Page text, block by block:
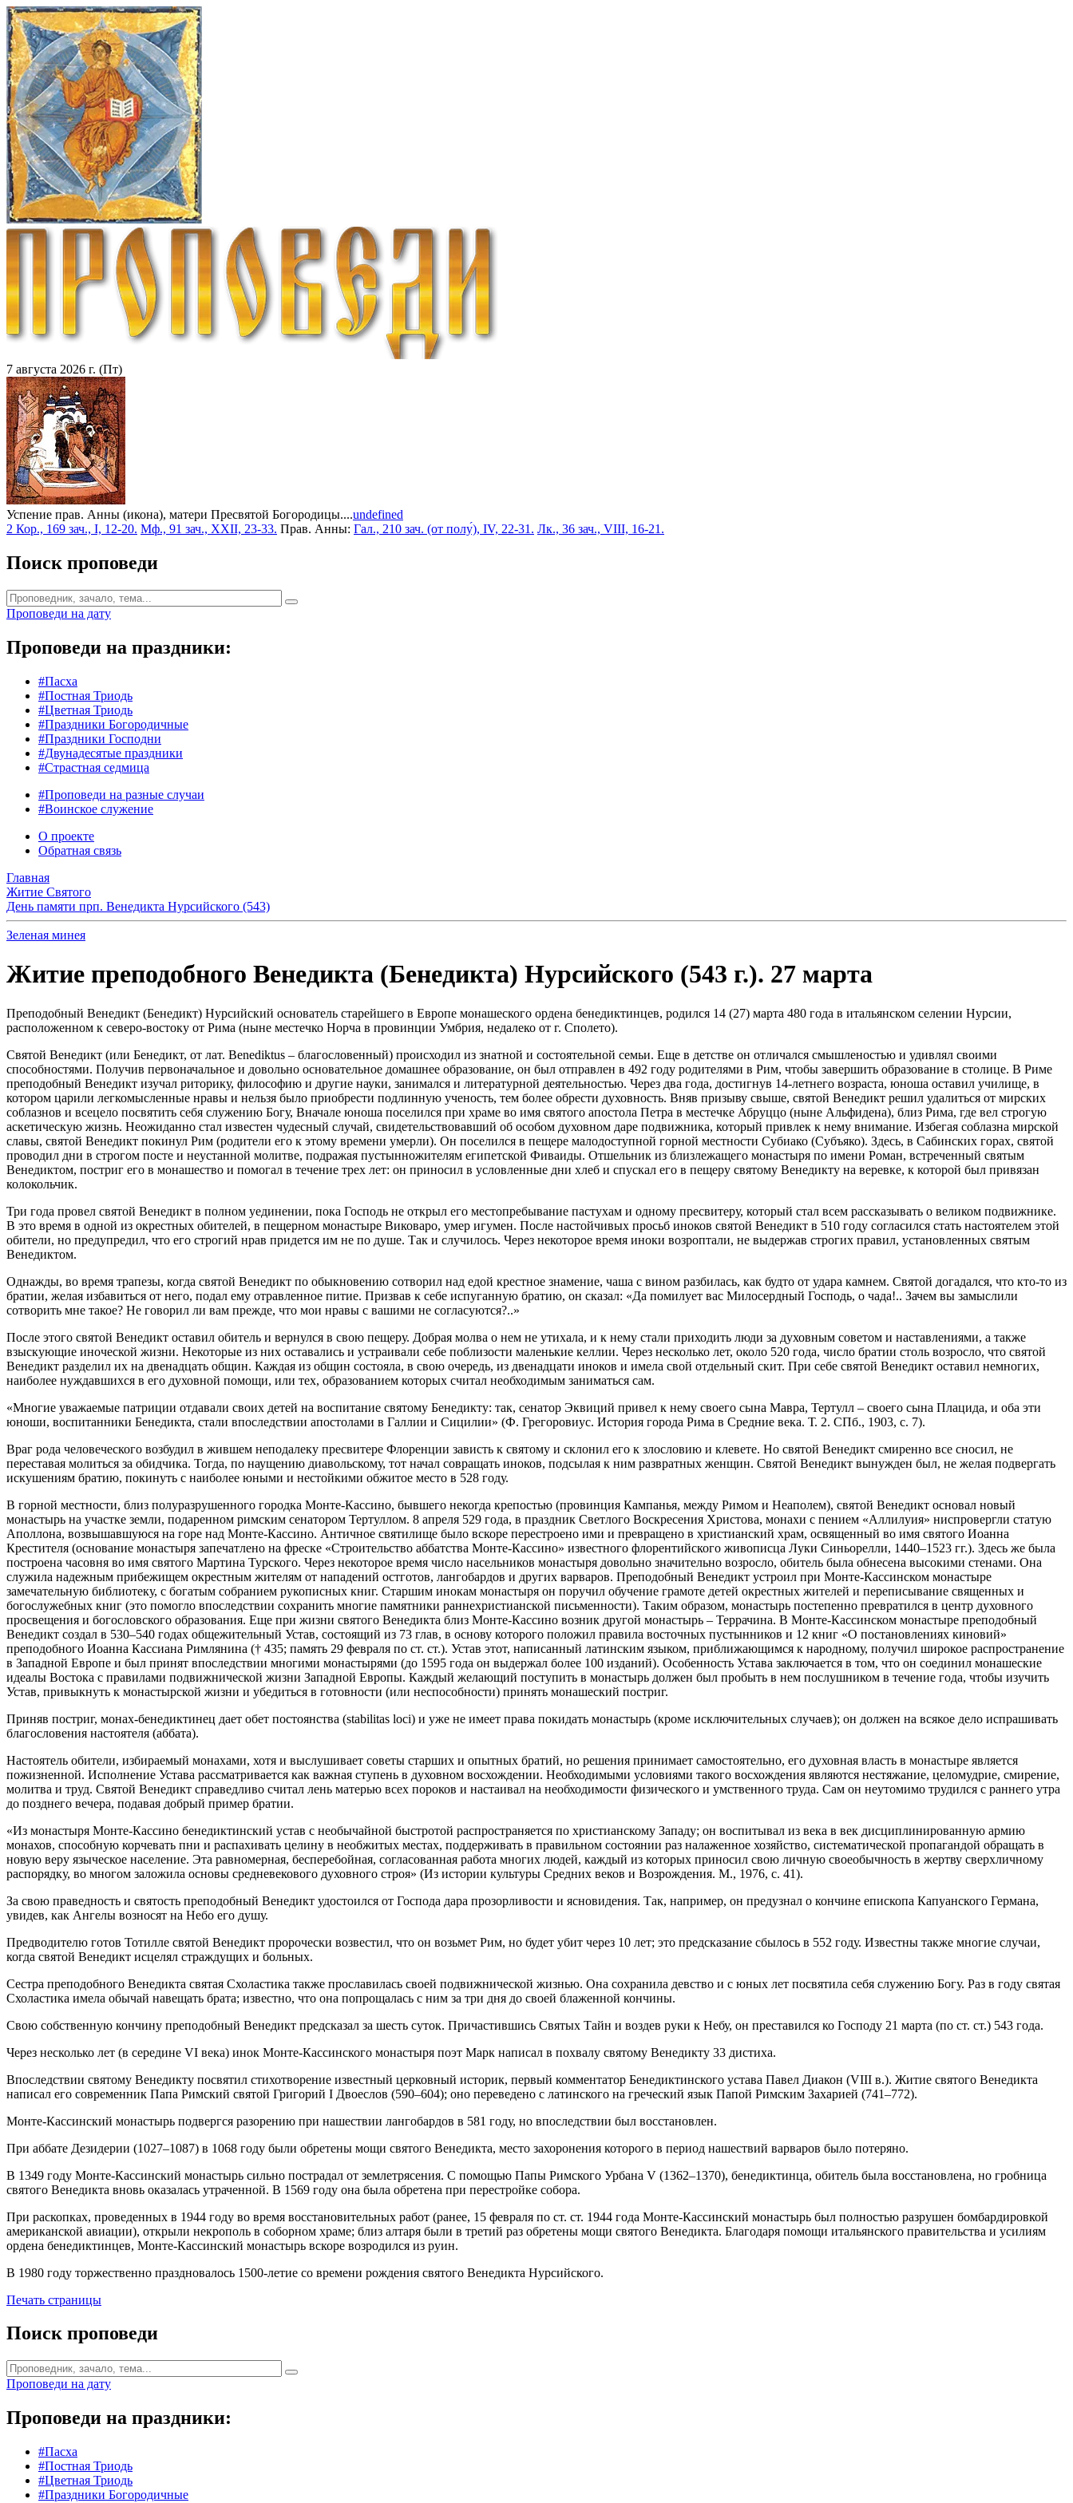
7 августа 2026 г. (Пт)
Успение прав. Анны (икона), матери Пресвятой Богородицы....undefined
2 Кор., 169 зач., I, 12-20. Мф., 91 зач., XXII, 23-33. Прав. Анны: Гал., 210 зач. (от полу́), IV, 22-31. Лк., 36 зач., VIII, 16-21.
Поиск проповеди
Проповеди на дату
Проповеди на праздники:
#Пасха
#Постная Триодь
#Цветная Триодь
#Праздники Богородичные
#Праздники Господни
#Двунадесятые праздники
#Страстная седмица
#Проповеди на разные случаи
#Воинское служение
О проекте
Обратная связь
Главная
Житие Святого
День памяти прп. Венедикта Нурсийского (543)
Зеленая минея
Житие преподобного Венедикта (Бенедикта) Нурсийского (543 г.). 27 марта
Преподобный Венедикт (Бенедикт) Нурсийский основатель старейшего в Европе монашеского ордена бенедиктинцев, родился 14 (27) марта 480 года в итальянском селении Нурсии,
расположенном к северо-востоку от Рима (ныне местечко Норча в провинции Умбрия, недалеко от г. Сполето).
Святой Венедикт (или Бенедикт, от лат. Benediktus – благословенный) происходил из знатной и состоятельной семьи. Еще в детстве он отличался смышленостью и удивлял своими
способностями. Получив первоначальное и довольно основательное домашнее образование, он был отправлен в 492 году родителями в Рим, чтобы завершить образование в столице. В Риме
преподобный Венедикт изучал риторику, философию и другие науки, занимался и литературной деятельностью. Через два года, достигнув 14-летнего возраста, юноша оставил училище, в
котором царили легкомысленные нравы и нельзя было приобрести подлинную ученость, тем более обрести духовность. Вняв призыву свыше, святой Венедикт решил удалиться от мирских
соблазнов и всецело посвятить себя служению Богу, Вначале юноша поселился при храме во имя святого апостола Петра в местечке Абруццо (ныне Альфидена), близ Рима, где вел строгую
аскетическую жизнь. Неожиданно стал известен чудесный случай, свидетельствовавший об особом духовном даре подвижника, который привлек к нему внимание. Избегая соблазна мирской
славы, святой Венедикт покинул Рим (родители его к этому времени умерли). Он поселился в пещере малодоступной горной местности Субиако (Субъяко). Здесь, в Сабинских горах, святой
проводил дни в строгом посте и неустанной молитве, подражая пустынножителям египетской Фиваиды. Отшельник из близлежащего монастыря по имени Роман, встреченный святым
Венедиктом, постриг его в монашество и помогал в течение трех лет: он приносил в условленные дни хлеб и спускал его в пещеру святому Венедикту на веревке, к которой был привязан
колокольчик.
Три года провел святой Венедикт в полном уединении, пока Господь не открыл его местопребывание пастухам и одному пресвитеру, который стал всем рассказывать о великом подвижнике.
В это время в одной из окрестных обителей, в пещерном монастыре Виковаро, умер игумен. После настойчивых просьб иноков святой Венедикт в 510 году согласился стать настоятелем этой
обители, но предупредил, что его строгий нрав придется им не по душе. Так и случилось. Через некоторое время иноки возроптали, не выдержав строгих правил, установленных святым
Венедиктом.
Однажды, во время трапезы, когда святой Венедикт по обыкновению сотворил над едой крестное знамение, чаша с вином разбилась, как будто от удара камнем. Святой догадался, что кто-то из
братии, желая избавиться от него, подал ему отравленное питие. Призвав к себе испуганную братию, он сказал: «Да помилует вас Милосердный Господь, о чада!.. Зачем вы замыслили
сотворить мне такое? Не говорил ли вам прежде, что мои нравы с вашими не согласуются?..»
После этого святой Венедикт оставил обитель и вернулся в свою пещеру. Добрая молва о нем не утихала, и к нему стали приходить люди за духовным советом и наставлениями, а также
взыскующие иноческой жизни. Некоторые из них оставались и устраивали себе поблизости маленькие келлии. Через несколько лет, около 520 года, число братии столь возросло, что святой
Венедикт разделил их на двенадцать общин. Каждая из общин состояла, в свою очередь, из двенадцати иноков и имела свой отдельный скит. При себе святой Венедикт оставил немногих,
наиболее нуждавшихся в его духовной помощи, или тех, образованием которых считал необходимым заниматься сам.
«Многие уважаемые патриции отдавали своих детей на воспитание святому Бенедикту: так, сенатор Эквиций привел к нему своего сына Мавра, Тертулл – своего сына Плацида, и оба эти
юноши, воспитанники Бенедикта, стали впоследствии апостолами в Галлии и Сицилии» (Ф. Грегоровиус. История города Рима в Средние века. Т. 2. СПб., 1903, с. 7).
Враг рода человеческого возбудил в жившем неподалеку пресвитере Флоренции зависть к святому и склонил его к злословию и клевете. Но святой Венедикт смиренно все сносил, не
переставая молиться за обидчика. Тогда, по наущению диавольскому, тот начал совращать иноков, подсылая к ним развратных женщин. Святой Венедикт вынужден был, не желая подвергать
искушениям братию, покинуть с наиболее юными и нестойкими обжитое место в 528 году.
В горной местности, близ полуразрушенного городка Монте-Кассино, бывшего некогда крепостью (провинция Кампанья, между Римом и Неаполем), святой Венедикт основал новый
монастырь на участке земли, подаренном римским сенатором Тертуллом. 8 апреля 529 года, в праздник Светлого Воскресения Христова, монахи с пением «Аллилуия» ниспровергли статую
Аполлона, возвышавшуюся на горе над Монте-Кассино. Античное святилище было вскоре перестроено ими и превращено в христианский храм, освященный во имя святого Иоанна
Крестителя (основание монастыря запечатлено на фреске «Строительство аббатства Монте-Кассино» известного флорентийского живописца Луки Синьорелли, 1440–1523 гг.). Здесь же была
построена часовня во имя святого Мартина Турского. Через некоторое время число насельников монастыря довольно значительно возросло, обитель была обнесена высокими стенами. Она
служила надежным прибежищем окрестным жителям от нападений остготов, лангобардов и других варваров. Преподобный Венедикт устроил при Монте-Кассинском монастыре
замечательную библиотеку, с богатым собранием рукописных книг. Старшим инокам монастыря он поручил обучение грамоте детей окрестных жителей и переписывание священных и
богослужебных книг (это помогло впоследствии сохранить многие памятники раннехристианской письменности). Таким образом, монастырь постепенно превратился в центр духовного
просвещения и богословского образования. Еще при жизни святого Венедикта близ Монте-Кассино возник другой монастырь – Террачина. В Монте-Кассинском монастыре преподобный
Венедикт создал в 530–540 годах общежительный Устав, состоящий из 73 глав, в основу которого положил правила восточных пустынников и 12 книг «О постановлениях киновий»
преподобного Иоанна Кассиана Римлянина († 435; память 29 февраля по ст. ст.). Устав этот, написанный латинским языком, приближающимся к народному, получил широкое распространение
в Западной Европе и был принят впоследствии многими монастырями (до 1595 года он выдержал более 100 изданий). Особенность Устава заключается в том, что он соединил монашеские
идеалы Востока с правилами подвижнической жизни Западной Европы. Каждый желающий поступить в монастырь должен был пробыть в нем послушником в течение года, чтобы изучить
Устав, привыкнуть к монастырской жизни и убедиться в готовности (или неспособности) принять монашеский постриг.
Приняв постриг, монах-бенедиктинец дает обет постоянства (stabilitas loci) и уже не имеет права покидать монастырь (кроме исключительных случаев); он должен на всякое дело испрашивать
благословения настоятеля (аббата).
Настоятель обители, избираемый монахами, хотя и выслушивает советы старших и опытных братий, но решения принимает самостоятельно, его духовная власть в монастыре является
пожизненной. Исполнение Устава рассматривается как важная ступень в духовном восхождении. Необходимыми условиями такого восхождения являются нестяжание, целомудрие, смирение,
молитва и труд. Святой Венедикт справедливо считал лень матерью всех пороков и настаивал на необходимости физического и умственного труда. Сам он неутомимо трудился с раннего утра
до позднего вечера, подавая добрый пример братии.
«Из монастыря Монте-Кассино бенедиктинский устав с необычайной быстротой распространяется по христианскому Западу; он воспитывал из века в век дисциплинированную армию
монахов, способную корчевать пни и распахивать целину в необжитых местах, поддерживать в правильном состоянии раз налаженное хозяйство, систематической пропагандой обращать в
новую веру языческое население. Эта равномерная, бесперебойная, согласованная работа многих людей, каждый из которых приносил свою личную своеобычность в жертву сверхличному
распорядку, во многом заложила основы средневекового духовного строя» (Из истории культуры Средних веков и Возрождения. М., 1976, с. 41).
За свою праведность и святость преподобный Венедикт удостоился от Господа дара прозорливости и ясновидения. Так, например, он предузнал о кончине епископа Капуанского Германа,
увидев, как Ангелы возносят на Небо его душу.
Предводителю готов Тотилле святой Венедикт пророчески возвестил, что он возьмет Рим, но будет убит через 10 лет; это предсказание сбылось в 552 году. Известны также многие случаи,
когда святой Венедикт исцелял страждущих и больных.
Сестра преподобного Венедикта святая Схоластика также прославилась своей подвижнической жизнью. Она сохранила девство и с юных лет посвятила себя служению Богу. Раз в году святая
Схоластика имела обычай навещать брата; известно, что она попрощалась с ним за три дня до своей блаженной кончины.
Свою собственную кончину преподобный Венедикт предсказал за шесть суток. Причастившись Святых Тайн и воздев руки к Небу, он преставился ко Господу 21 марта (по ст. ст.) 543 года.
Через несколько лет (в середине VI века) инок Монте-Кассинского монастыря поэт Марк написал в похвалу святому Венедикту 33 дистиха.
Впоследствии святому Венедикту посвятил стихотворение известный церковный историк, первый комментатор Бенедиктинского устава Павел Диакон (VIII в.). Житие святого Венедикта
написал его современник Папа Римский святой Григорий I Двоеслов (590–604); оно переведено с латинского на греческий язык Папой Римским Захарией (741–772).
Монте-Кассинский монастырь подвергся разорению при нашествии лангобардов в 581 году, но впоследствии был восстановлен.
При аббате Дезидерии (1027–1087) в 1068 году были обретены мощи святого Венедикта, место захоронения которого в период нашествий варваров было потеряно.
В 1349 году Монте-Кассинский монастырь сильно пострадал от землетрясения. С помощью Папы Римского Урбана V (1362–1370), бенедиктинца, обитель была восстановлена, но гробница
святого Венедикта вновь оказалась утраченной. В 1569 году она была обретена при перестройке собора.
При раскопках, проведенных в 1944 году во время восстановительных работ (ранее, 15 февраля по ст. ст. 1944 года Монте-Кассинский монастырь был полностью разрушен бомбардировкой
американской авиации), открыли некрополь в соборном храме; близ алтаря были в третий раз обретены мощи святого Венедикта. Благодаря помощи итальянского правительства и усилиям
ордена бенедиктинцев, Монте-Кассинский монастырь вскоре возродился из руин.
В 1980 году торжественно праздновалось 1500-летие со времени рождения святого Венедикта Нурсийского.
Печать страницы
Поиск проповеди
Проповеди на дату
Проповеди на праздники:
#Пасха
#Постная Триодь
#Цветная Триодь
#Праздники Богородичные